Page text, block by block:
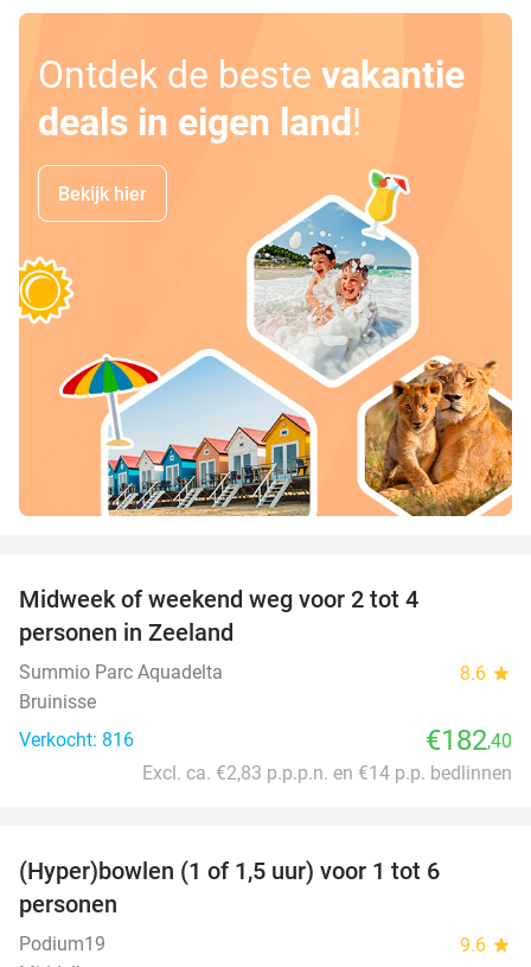
Ontdek de beste vakantie
deals in eigen land!
Bekijk hier
Midweek of weekend weg voor 2 tot 4
personen in Zeeland
Summio Parc Aquadelta 8.6 star
Bruinisse
Verkocht: 816
€182,40
Excl. ca. €2,83 p.p.p.n. en €14 p.p. bedlinnen
(Hyper)bowlen (1 of 1,5 uur) voor 1 tot 6
personen
Podium19 9.6 star